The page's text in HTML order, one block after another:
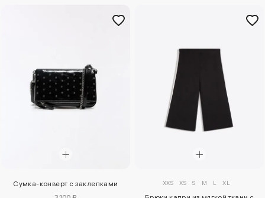
Сумка-конверт с заклепками
XXS XS S M L XL